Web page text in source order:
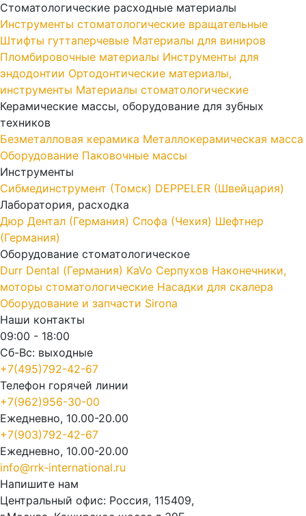
Стоматологические расходные материалы
Инструменты стоматологические вращательные
Штифты гуттаперчевые Материалы для виниров
Пломбировочные материалы Инструменты для
эндодонтии Ортодонтические материалы,
инструменты Материалы стоматологические
Керамические массы, оборудование для зубных
техников
Безметалловая керамика Металлокерамическая масса
Оборудование Паковочные массы
Инструменты
Cибмединструмент (Томск) DEPPELER (Швейцария)
Лаборатория, расходка
Дюр Дентал (Германия) Спофа (Чехия) Шефтнер
(Германия)
Оборудование стоматологическое
Durr Dental (Германия) KaVo Серпухов Наконечники,
моторы стоматологические Насадки для скалера
Оборудование и запчасти Sirona
Наши контакты
09:00 - 18:00
Сб-Вс: выходные
+7(495)792-42-67
Телефон горячей линии
+7(962)956-30-00
Ежедневно, 10.00-20.00
+7(903)792-42-67
Ежедневно, 10.00-20.00
info@rrk-international.ru
Напишите нам
Центральный офис: Россия, 115409,